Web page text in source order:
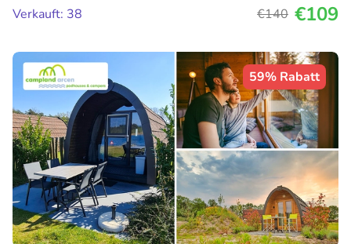
Verkauft: 38
€140 €109
59% Rabatt